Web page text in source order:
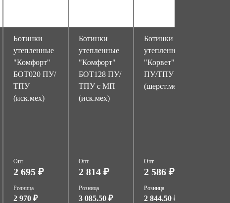
Ботинки
утепленные
"Комфорт"
БОТ020 ПУ/
ТПУ
(иск.мех)
Опт
2 695 ₽
Розница
2 970 ₽
Ботинки
утепленные
"Комфорт"
БОТ128 ПУ/
ТПУ с МП
(иск.мех)
Опт
2 814 ₽
Розница
3 085.50 ₽
Ботинки
утепленные
"Корвет"
ПУ/ТПУ
(шерст.мех)
Опт
2 586 ₽
Розница
2 844.50 ₽